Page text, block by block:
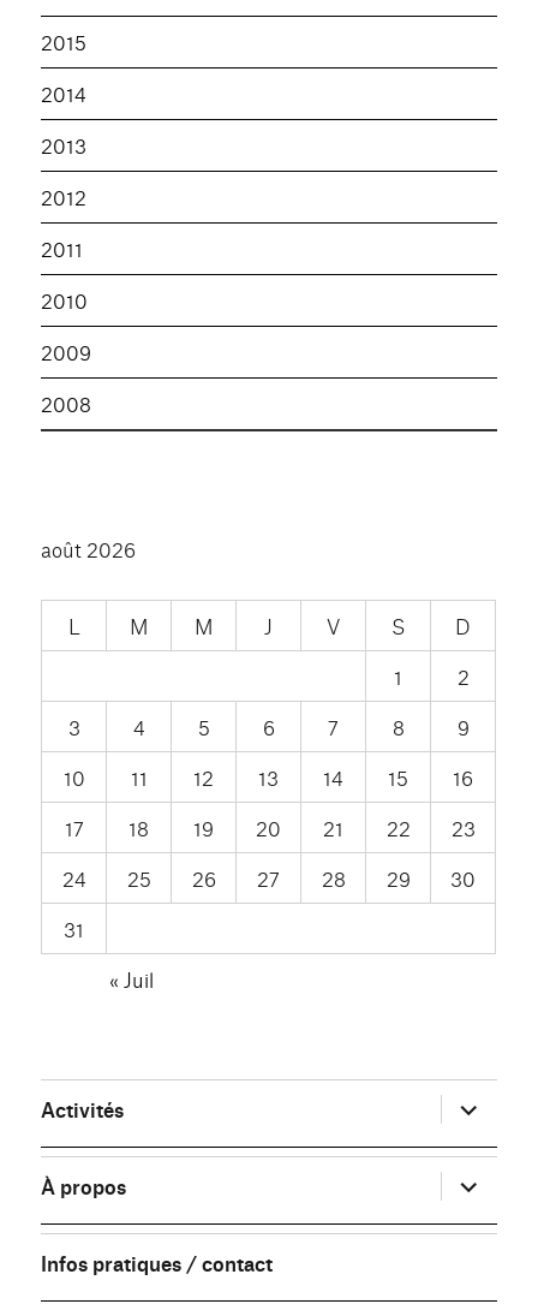
2015
2014
2013
2012
2011
2010
2009
2008
août 2026
L M M J V S
D
1
2
3
4 5 6 7 8
9
10
11 12 13 14 15
16
17
18 19 20 21 22
23
24
25 26 27 28 29
30
31
« Juil
Activités ouvrir
le
sous-
menu
À propos
ouvrir
le
sous-
menu
Infos pratiques / contact